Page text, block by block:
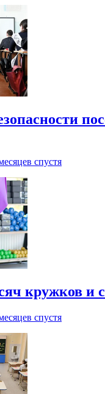
спустя
кружков и
спустя